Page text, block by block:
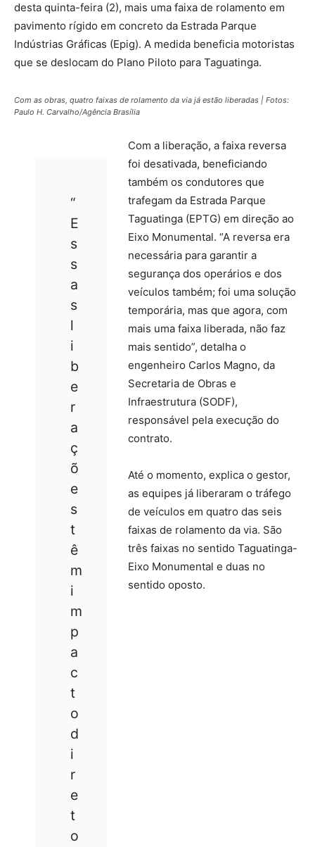
desta quinta-feira (2), mais uma faixa de rolamento em
pavimento rígido em concreto da Estrada Parque
Indústrias Gráficas (Epig). A medida beneficia motoristas
que se deslocam do Plano Piloto para Taguatinga.
Com as obras, quatro faixas de rolamento da via já estão liberadas | Fotos:
Paulo H. Carvalho/Agência Brasília
“
E
s
s
a
s
l
i
b
e
r
a
ç
õ
e
s
t
ê
m
i
m
p
a
c
t
o
d
i
r
e
t
o
Com a liberação, a faixa reversa
foi desativada, beneficiando
também os condutores que
trafegam da Estrada Parque
Taguatinga (EPTG) em direção ao
Eixo Monumental. “A reversa era
necessária para garantir a
segurança dos operários e dos
veículos também; foi uma solução
temporária, mas que agora, com
mais uma faixa liberada, não faz
mais sentido”, detalha o
engenheiro Carlos Magno, da
Secretaria de Obras e
Infraestrutura (SODF),
responsável pela execução do
contrato.
Até o momento, explica o gestor,
as equipes já liberaram o tráfego
de veículos em quatro das seis
faixas de rolamento da via. São
três faixas no sentido Taguatinga-
Eixo Monumental e duas no
sentido oposto.